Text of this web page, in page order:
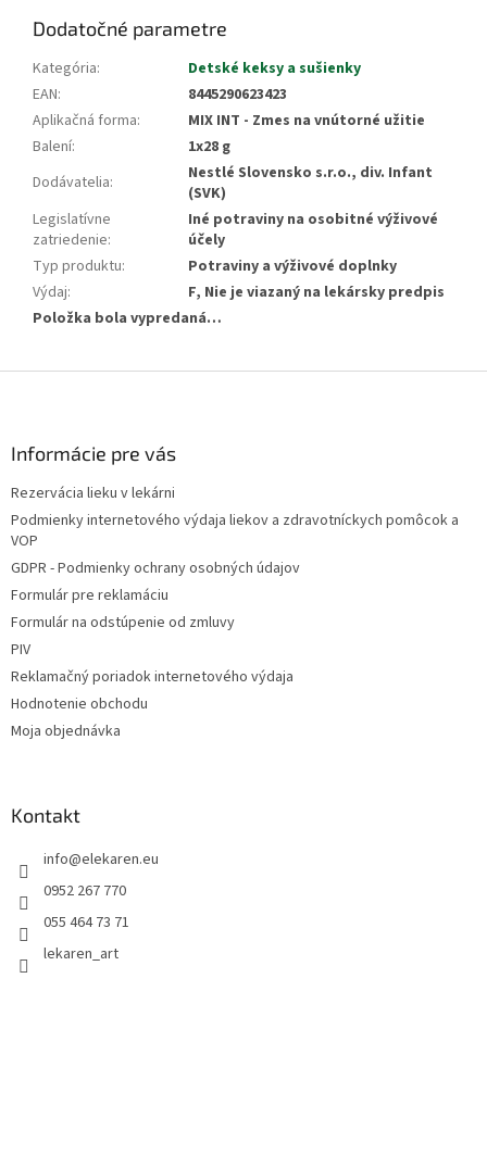
Dodatočné parametre
Kategória:
Detské keksy a sušienky
EAN:
8445290623423
Aplikačná forma:
MIX INT - Zmes na vnútorné užitie
Balení:
1x28 g
Dodávatelia:
Nestlé Slovensko s.r.o., div. Infant
(SVK)
Legislatívne
zatriedenie:
Iné potraviny na osobitné výživové
účely
Typ produktu:
Potraviny a výživové doplnky
Výdaj:
F, Nie je viazaný na lekársky predpis
Položka bola vypredaná…
Informácie pre vás
Rezervácia lieku v lekárni
Podmienky internetového výdaja liekov a zdravotníckych pomôcok a
VOP
GDPR - Podmienky ochrany osobných údajov
Formulár pre reklamáciu
Formulár na odstúpenie od zmluvy
PIV
Reklamačný poriadok internetového výdaja
Hodnotenie obchodu
Moja objednávka
Kontakt
info@elekaren.eu
0952 267 770
055 464 73 71
lekaren_art